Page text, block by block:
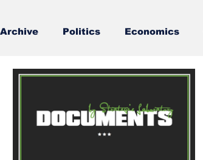
Archive Politics Economics